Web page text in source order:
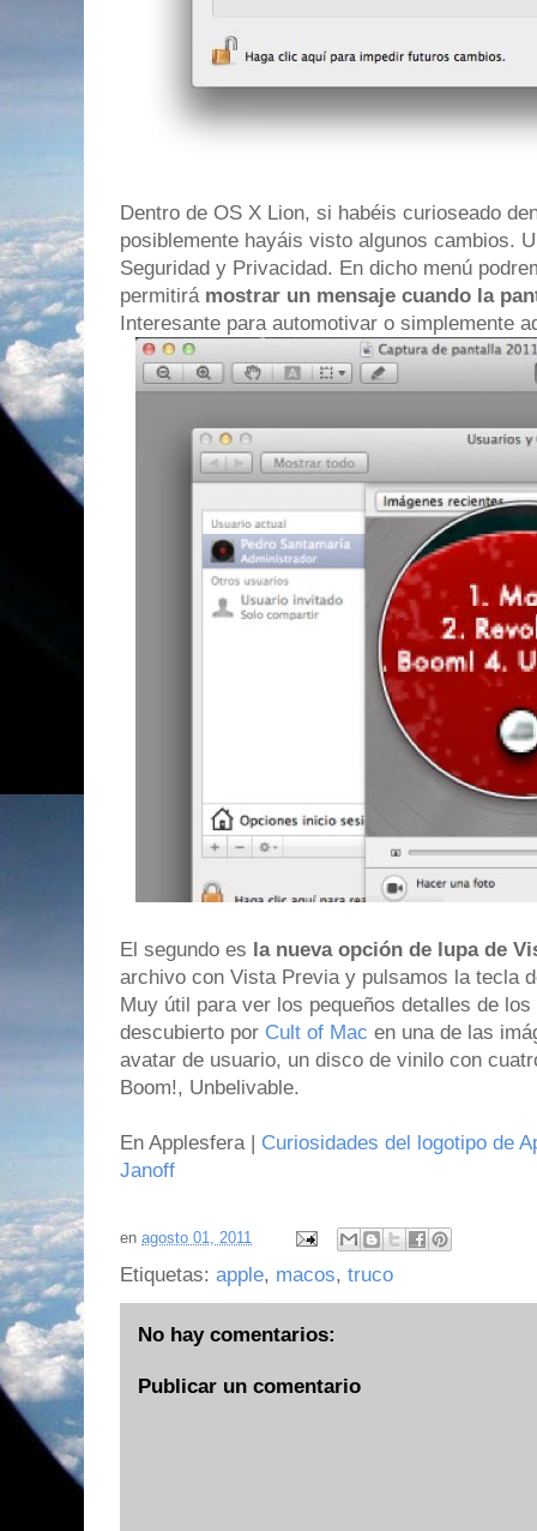
Dentro de OS X Lion, si habéis curioseado
posiblemente hayáis visto algunos cambios.
Seguridad y Privacidad. En dicho menú
permitirá mostrar un mensaje cuando la
Interesante para automotivar o simplemente
El segundo es la nueva opción de lupa de
archivo con Vista Previa y pulsamos la tecla
Muy útil para ver los pequeños detalles de
descubierto por Cult of Mac en una de las
avatar de usuario, un disco de vinilo con
Boom!, Unbelivable.
En Applesfera | Curiosidades del logotipo de
Janoff
en agosto 01, 2011
Etiquetas: apple, macos, truco
No hay comentarios:
Publicar un comentario